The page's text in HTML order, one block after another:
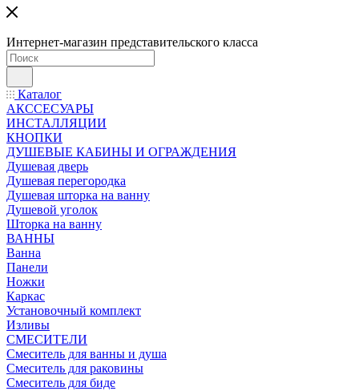
Интернет-магазин представительского класса
Каталог
АКССЕСУАРЫ
ИНСТАЛЛЯЦИИ
КНОПКИ
ДУШЕВЫЕ КАБИНЫ И ОГРАЖДЕНИЯ
Душевая дверь
Душевая перегородка
Душевая шторка на ванну
Душевой уголок
Шторка на ванну
ВАННЫ
Ванна
Панели
Ножки
Каркас
Установочный комплект
Изливы
СМЕСИТЕЛИ
Смеситель для ванны и душа
Смеситель для раковины
Смеситель для биде